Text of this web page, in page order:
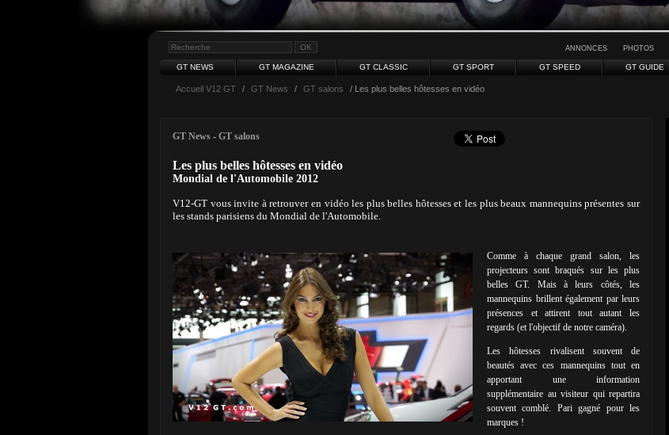
ANNONCES PHOTOS
GT NEWS GT MAGAZINE GT CLASSIC GT SPORT GT SPEED GT GUIDE
Accueil V12 GT / GT News / GT salons / Les plus belles hôtesses en vidéo
GT News - GT salons
Les plus belles hôtesses en vidéo
Mondial de l'Automobile 2012
V12-GT vous invite à retrouver en vidéo les plus belles hôtesses et les plus beaux mannequins présentes sur
les stands parisiens du Mondial de l'Automobile.
Comme à chaque grand salon, les
projecteurs sont braqués sur les plus
belles GT. Mais à leurs côtés, les
mannequins brillent également par leurs
présences et attirent tout autant les
regards (et l'objectif de notre caméra).
Les hôtesses rivalisent souvent de
beautés avec ces mannequins tout en
apportant une information
supplémentaire au visiteur qui repartira
souvent comblé. Pari gagné pour les
marques !